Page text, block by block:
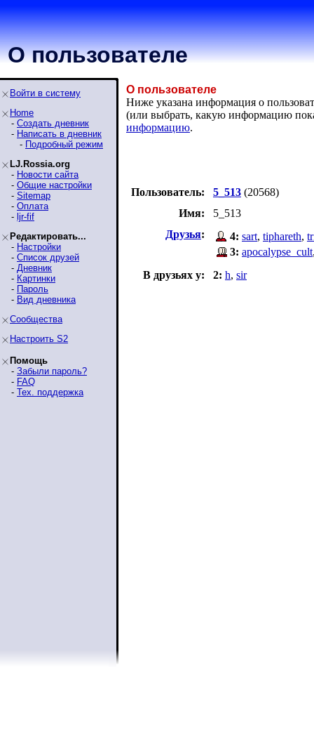
О пользователе
Войти в систему
Home
- Создать дневник
- Написать в дневник
- Подробный режим
LJ.Rossia.org
- Новости сайта
- Общие настройки
- Sitemap
- Оплата
- ljr-fif
Редактировать...
- Настройки
- Список друзей
- Дневник
- Картинки
- Пароль
- Вид дневника
Сообщества
Настроить S2
Помощь
- Забыли пароль?
- FAQ
- Тех. поддержка
О пользователе
Ниже указана информация о
(или выбрать, какую информацию
информацию.
Пользователь: 5_513 (20568)
Имя:
5_513
Друзья: 4: sart, tiphareth,
3: apocalypse_cult
В друзьях у:
2: h, sir